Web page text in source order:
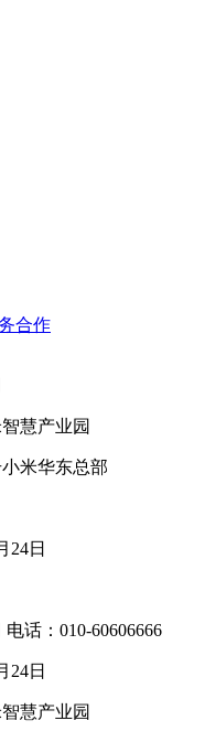
合作
慧产业园
米华东总部
24日
话：010-60606666
24日
慧产业园